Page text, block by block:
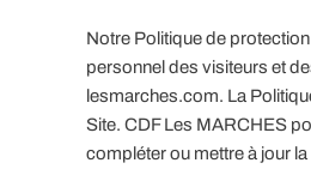
Notre Politique de
personnel des visiteurs et
lesmarches.com. La
Site. CDF Les MARCHES
compléter ou mettre à jour